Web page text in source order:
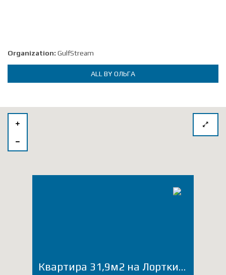
Organization: GulfStream
ALL BY ОЛЬГА
Квартира 31,9м2 на Лорткипанидзе (Лот 2427ХО)